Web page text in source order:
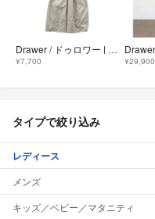
Drawer / ドゥロワー | 2022SS | コットンツイル ストラップドレス | 36 | ベージュ | レディース
¥7,700 ¥29,900
タイプで絞り込み
レディース
メンズ
キッズ／ベビー／マタニティ